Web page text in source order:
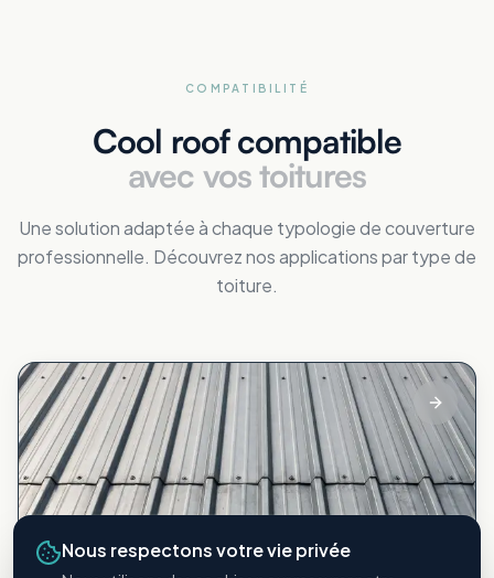
COMPATIBILITÉ
Cool roof compatible
avec vos toitures
Une solution adaptée à chaque typologie de couverture
professionnelle. Découvrez nos applications par type de
toiture.
Toitures métalliques industrielles
Nous respectons votre vie privée